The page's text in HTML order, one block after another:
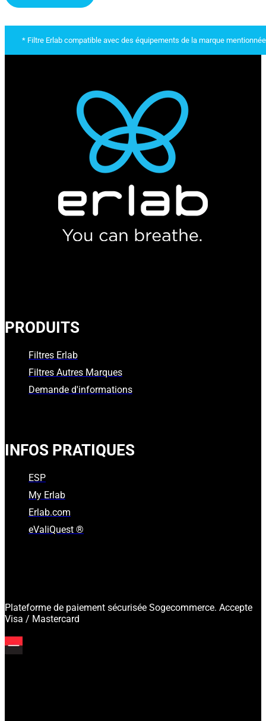
* Filtre Erlab compatible avec des équipements de la marque
PRODUITS
Filtres Erlab
Filtres Autres Marques
Demande d'informations
INFOS PRATIQUES
ESP
My Erlab
Erlab.com
eValiQuest ®
Plateforme de paiement sécurisée Sogecommerce. Accepte
Visa / Mastercard